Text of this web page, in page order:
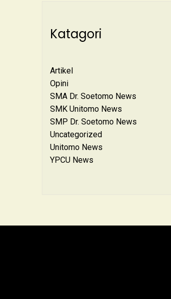
Katagori
Artikel
Opini
SMA Dr. Soetomo News
SMK Unitomo News
SMP Dr. Soetomo News
Uncategorized
Unitomo News
YPCU News